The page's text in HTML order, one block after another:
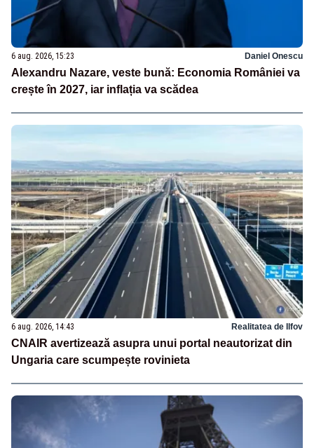
6 aug. 2026, 15:23 Daniel Onescu
Alexandru Nazare, veste bună: Economia României va
crește în 2027, iar inflația va scădea
6 aug. 2026, 14:43 Realitatea de Ilfov
CNAIR avertizează asupra unui portal neautorizat din
Ungaria care scumpește rovinieta